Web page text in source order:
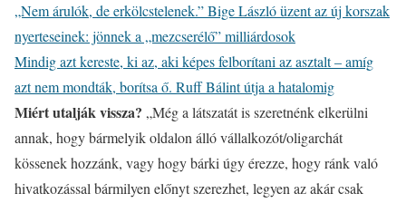
„Nem árulók, de erkölcstelenek.” Bige László üzent az új korszak
nyerteseinek: jönnek a „mezcserélő” milliárdosok
Mindig azt kereste, ki az, aki képes felborítani az asztalt – amíg
azt nem mondták, borítsa ő. Ruff Bálint útja a hatalomig
Miért utalják vissza? „Még a látszatát is szeretnénk elkerülni
annak, hogy bármelyik oldalon álló vállalkozót/oligarchát
kössenek hozzánk, vagy hogy bárki úgy érezze, hogy ránk való
hivatkozással bármilyen előnyt szerezhet, legyen az akár csak